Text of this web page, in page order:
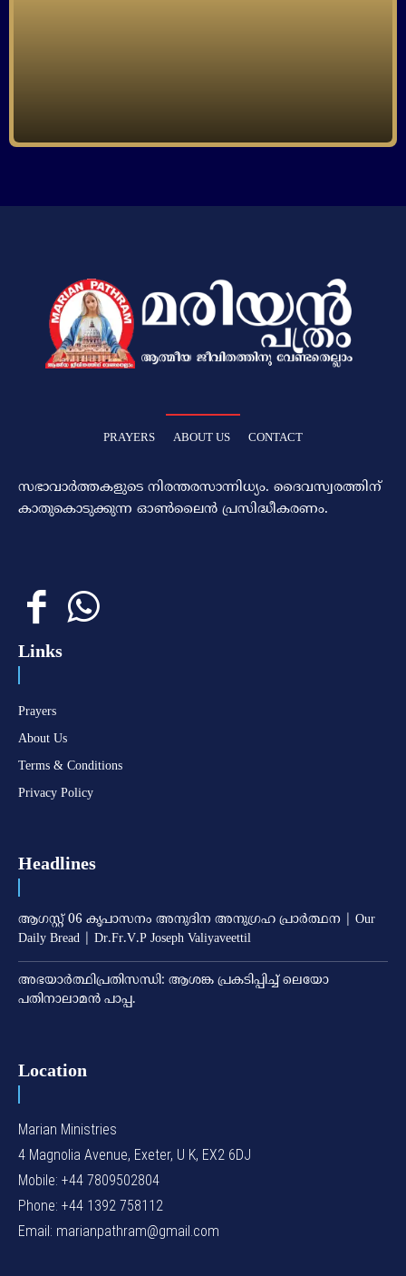
PRAYERS ABOUT US CONTACT
സഭാവാര്‍ത്തകളുടെ നിരന്തരസാന്നിധ്യം. ദൈവസ്വരത്തിന്‌
കാതുകൊടുക്കുന്ന ഓണ്‍ലൈന്‍ പ്രസിദ്ധീകരണം.
Links
Prayers
About Us
Terms & Conditions
Privacy Policy
Headlines
ആഗസ്റ്റ് 06 കൃപാസനം അനുദിന അനുഗ്രഹ പ്രാർത്ഥന | Our
Daily Bread | Dr.Fr.V.P Joseph Valiyaveettil
അഭയാര്‍ത്ഥിപ്രതിസന്ധി: ആശങ്ക പ്രകടിപ്പിച്ച് ലെയോ
പതിനാലാമന്‍ പാപ്പ.
Location
Marian Ministries
4 Magnolia Avenue, Exeter, U K, EX2 6DJ
Mobile: +44 7809502804
Phone: +44 1392 758112
Email: marianpathram@gmail.com